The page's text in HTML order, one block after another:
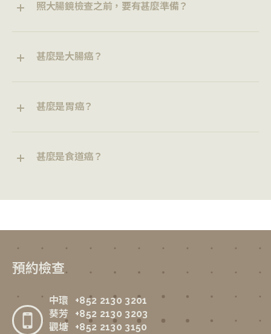
照大腸鏡檢查之前，要有甚麼準備？
甚麼是大腸癌？
甚麼是胃癌？
甚麼是食道癌？
預約檢查
中環
+852 2130 3201
葵芳
+852 2130 3203
觀塘
+852 2130 3150